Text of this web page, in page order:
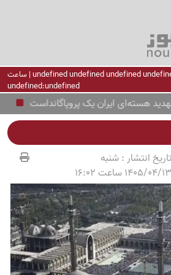
undefined undefined undefined undefined | ساعت
undefined:undefined
هسته‌ای ایران یک پروپاگانداست
تاریخ انتشار :شنبه
1405/04/13 ساعت 16:02